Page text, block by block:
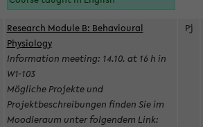
Research Module B: Behavioural
Physiology
Information meeting: 14.10. at 16 h in
W1-103
Mögliche Projekte und
Projektbeschreibungen finden Sie im
Moodleraum unter folgendem Link:
Pj